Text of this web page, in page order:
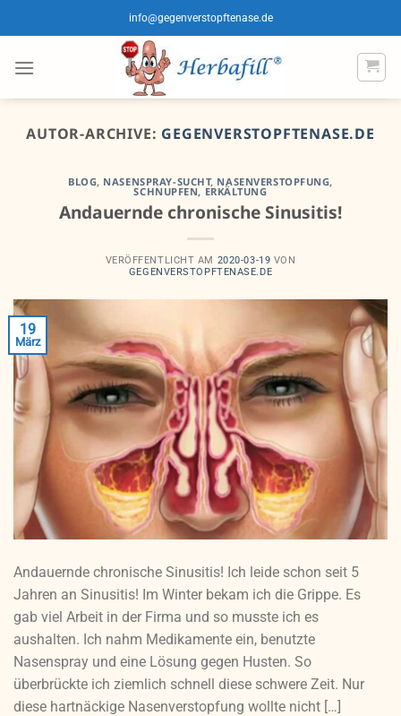
Inhalt
info@gegenverstopftenase.de
AUTOR-ARCHIVE: GEGENVERSTOPFTENASE.DE
BLOG, NASENSPRAY-SUCHT, NASENVERSTOPFUNG,
SCHNUPFEN, ERKÄLTUNG
Andauernde chronische Sinusitis!
VERÖFFENTLICHT AM 2020-03-19 VON
GEGENVERSTOPFTENASE.DE
19
März
Andauernde chronische Sinusitis! Ich leide schon seit 5
Jahren an Sinusitis! Im Winter bekam ich die Grippe. Es
gab viel Arbeit in der Firma und so musste ich es
aushalten. Ich nahm Medikamente ein, benutzte
Nasenspray und eine Lösung gegen Husten. So
überbrückte ich ziemlich schnell diese schwere Zeit. Nur
diese hartnäckige Nasenverstopfung wollte nicht […]